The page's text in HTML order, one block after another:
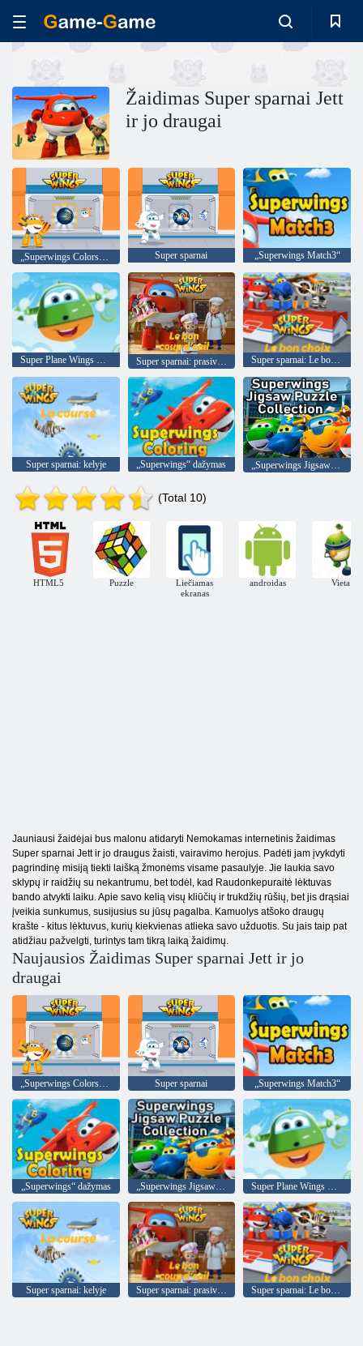
Žaidimas Super sparnai Jett
ir jo draugai
„Superwings Colorswitch“ Super sparnai „Superwings Match3“
Super Plane Wings Kid metro banglentininkų bėgikas Super sparnai: prasiveržimas Super sparnai: Le bon choix
Super sparnai: kelyje „Superwings“ dažymas „Superwings Jigsaw Puzzle“ kolekcija
(Total 10)
HTML5 Puzzle
Liečiamas
ekranas
androidas Vieta
Jauniausi žaidėjai bus malonu atidaryti Nemokamas internetinis žaidimas
Super sparnai Jett ir jo draugus žaisti, vairavimo herojus. Padėti jam įvykdyti
pagrindinę misiją tiekti laišką žmonėms visame pasaulyje. Jie laukia savo
sklypų ir raidžių su nekantrumu, bet todėl, kad Raudonkepuraitė lėktuvas
bando atvykti laiku. Apie savo kelią visų kliūčių ir trukdžių rūšių, bet jis drąsiai
įveikia sunkumus, susijusius su jūsų pagalba. Kamuolys atšoko draugų
krašte - kitus lėktuvus, kurių kiekvienas atlieka savo užduotis. Su jais taip pat
atidžiau pažvelgti, turintys tam tikrą laiką žaidimų.
Naujausios Žaidimas Super sparnai Jett ir jo
draugai
„Superwings Colorswitch“ Super sparnai „Superwings Match3“
„Superwings“ dažymas „Superwings Jigsaw Puzzle“ kolekcija Super Plane Wings Kid metro banglentininkų bėgikas
Super sparnai: kelyje Super sparnai: prasiveržimas Super sparnai: Le bon choix